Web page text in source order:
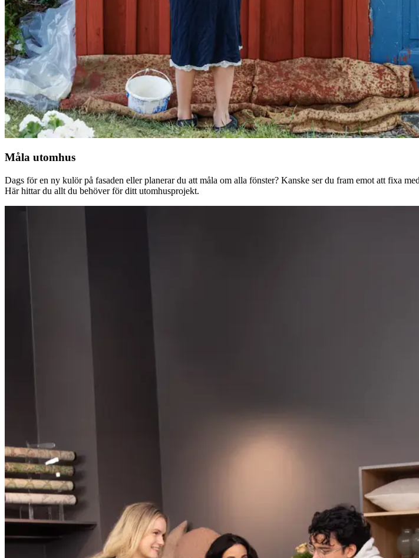
Måla utomhus
Dags för en ny kulör på fasaden eller planerar du att måla om alla fönster? Kanske ser du fram emot att fixa
Här hittar du allt du behöver för ditt utomhusprojekt.